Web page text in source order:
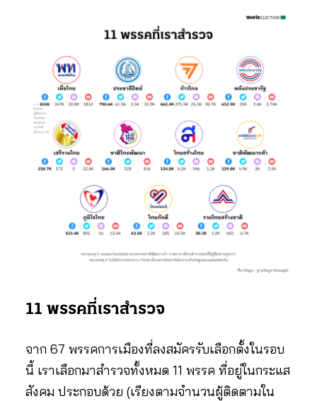
11 พรรคที่เราสำรวจ
จาก 67 พรรคการเมืองที่ลงสมัครรับเลือกตั้งในรอบ
นี้ เราเลือกมาสำรวจทั้งหมด 11 พรรค ที่อยู่ในกระแส
สังคม ประกอบด้วย (เรียงตามจำนวนผู้ติดตามใน